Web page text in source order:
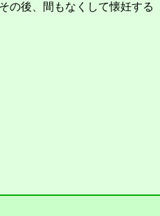
の後、間もなくして懐妊する